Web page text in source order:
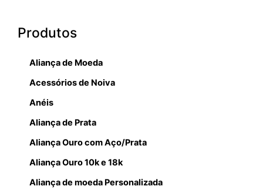
Produtos
Aliança de Moeda
Acessórios de Noiva
Anéis
Aliança de Prata
Aliança Ouro com Aço/Prata
Aliança Ouro 10k e 18k
Aliança de moeda Personalizada